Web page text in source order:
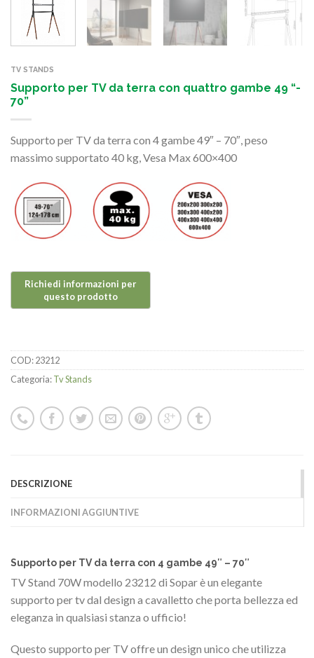
TV STANDS
Supporto per TV da terra con quattro gambe 49 “-
70”
Supporto per TV da terra con 4 gambe 49″ – 70″, peso
massimo supportato 40 kg, Vesa Max 600×400
COD:23212
Categoria:Tv Stands
DESCRIZIONE
INFORMAZIONI AGGIUNTIVE
Supporto per TV da terra con 4 gambe 49″ – 70″
TV Stand 70W modello 23212 di Sopar è un elegante
supporto per tv dal design a cavalletto che porta bellezza ed
eleganza in qualsiasi stanza o ufficio!
Questo supporto per TV offre un design unico che utilizza